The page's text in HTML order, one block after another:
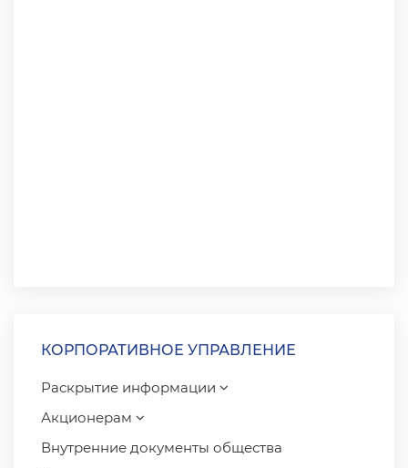
КОРПОРАТИВНОЕ УПРАВЛЕНИЕ
Раскрытие информации
Акционерам
Внутренние документы общества